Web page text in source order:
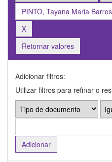
Retornar valores
Adicionar filtros:
Utilizar filtros para refinar o